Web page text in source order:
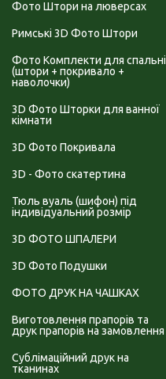
Фото Штори на люверсах
Римські 3D Фото Штори
Фото Комплекти для спальні
(штори + покривало +
наволочки)
3D Фото Шторки для ванної
кімнати
3D Фото Покривала
3D - Фото скатертина
Тюль вуаль (шифон) під
індивідуальний розмір
3D ФОТО ШПАЛЕРИ
3D Фото Подушки
ФОТО ДРУК НА ЧАШКАХ
Виготовлення прапорів та
друк прапорів на замовлення
Сублімаційний друк на
тканинах